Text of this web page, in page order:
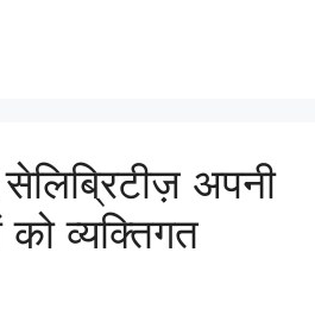
अपनी
व्यक्तिगत